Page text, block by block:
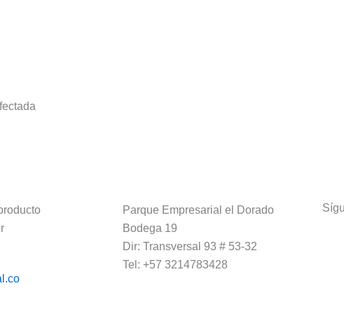
Parque Empresarial el Dorado
Bodega 19
Dir: Transversal 93 # 53-32
Tel: +57 3214783428